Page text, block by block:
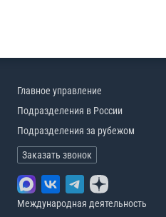
Главное управление
Подразделения в России
Подразделения за рубежом
Заказать звонок
Международная деятельность